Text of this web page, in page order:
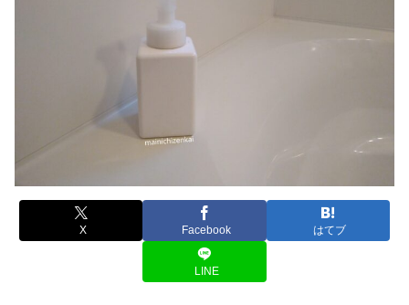
X Facebook はてブ
LINE